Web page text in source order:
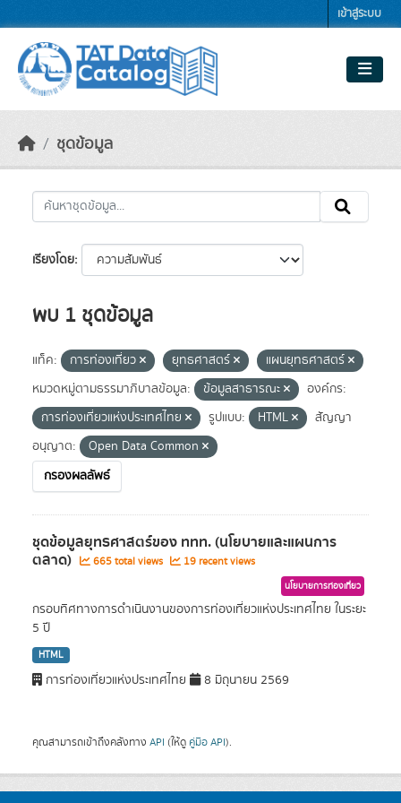
เข้าสู่ระบบ
ชุดข้อมูล
เรียงโดย
พบ 1 ชุดข้อมูล
แท็ค: การท่องเที่ยว ยุทธศาสตร์
แผนยุทธศาสตร์
หมวดหมู่ตามธรรมาภิบาลข้อมูล:
ข้อมูลสาธารณะ
องค์กร:
การท่องเที่ยวแห่งประเทศไทย
รูปแบบ: HTML
สัญญา
อนุญาต:
Open Data Common
กรองผลลัพธ์
ชุดข้อมูลยุทธศาสตร์ของ ททท. (นโยบายและแผนการ
ตลาด) 665 total views 19 recent views
นโยบายการท่องเที่ยว
กรอบทิศทางการดำเนินงานของการท่องเที่ยวแห่งประเทศไทย ในระยะ
5 ปี
HTML
การท่องเที่ยวแห่งประเทศไทย 8 มิถุนายน 2569
คุณสามารถเข้าถึงคลังทาง API (ให้ดู คู่มือ API).